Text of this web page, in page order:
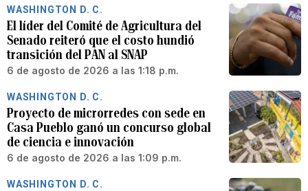
WASHINGTON D. C.
El líder del Comité de Agricultura del
Senado reiteró que el costo hundió
transición del PAN al SNAP
6 de agosto de 2026 a las 1:18 p.m.
WASHINGTON D. C.
Proyecto de microrredes con sede en
Casa Pueblo ganó un concurso global
de ciencia e innovación
6 de agosto de 2026 a las 1:09 p.m.
WASHINGTON D. C.